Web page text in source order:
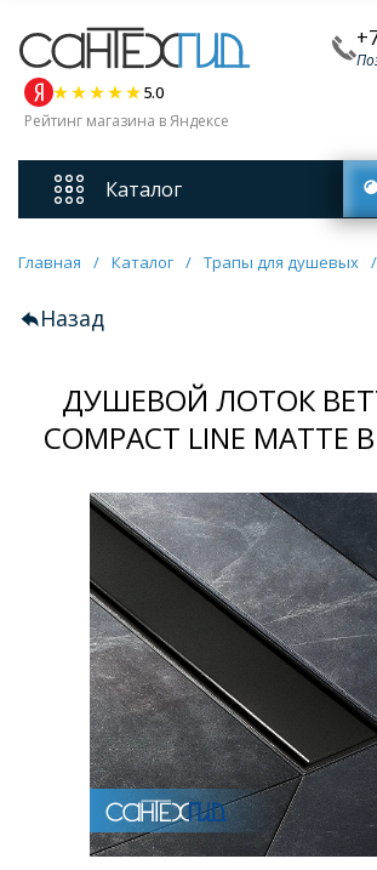
5.0
Рейтинг магазина в Яндексе
Каталог
Смесители
Унитазы
Мебель для ванных комнат
Кухонные мойки
Раковины
Душевые кабины
Полотенцесушители
Аксессуары для ванных
Главная / Каталог / Трапы для душевых /
Назад
ДУШЕВОЙ ЛОТОК
COMPACT LINE MATTE